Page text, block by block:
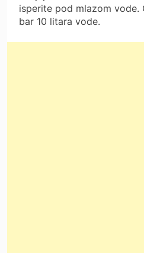
isperite pod mlazom vode.
bar 10 litara vode.